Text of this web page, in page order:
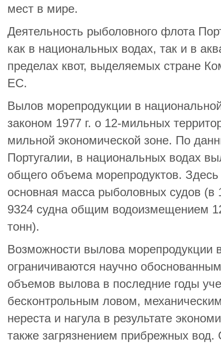
мест в мире.
Деятельность рыболовного флота
как в национальных водах, так и в
пределах квот, выделяемых стране
ЕС.
Вылов морепродукции в
законом 1977 г. о 12-мильных
мильной экономической зоне. По
Португалии, в национальных водах
общего объема морепродуктов. Здесь
основная масса рыболовных судов (в
9324 судна общим водоизмещением
тонн).
Возможности вылова морепродукции
ограничиваются научно
объемов вылова в последние годы
бесконтрольным ловом,
нереста и нагула в результате
также загрязнением прибрежных вод.